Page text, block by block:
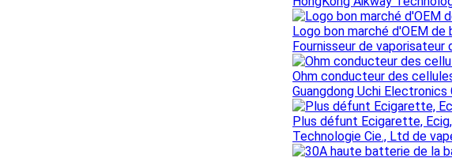
Logo bon marché d'OEM
Fournisseur de vaporisateur
Ohm conducteur des
Guangdong Uchi Electronics
Plus défunt Ecigarette,
Technologie Cie., Ltd de